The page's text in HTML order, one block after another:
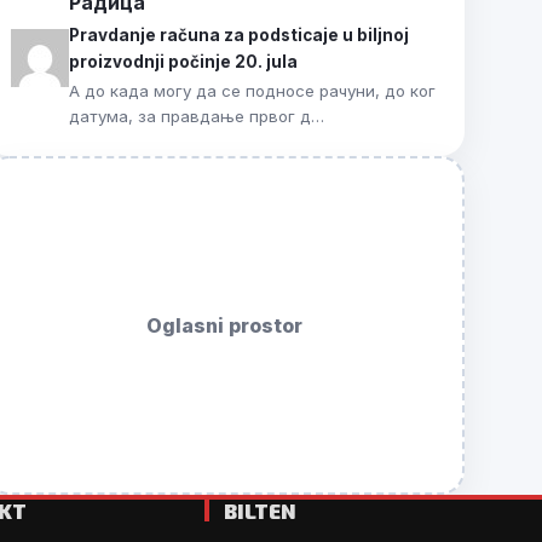
Pravdanje računa za podsticaje u biljnoj
proizvodnji počinje 20. jula
А до када могу да се подносе рачуни, до ког
датума, за правдање првог д…
Oglasni prostor
BILTEN